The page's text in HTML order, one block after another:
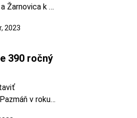
Žarnovica k
nad
Hronom
2023
390 ročný
v roku
stalo